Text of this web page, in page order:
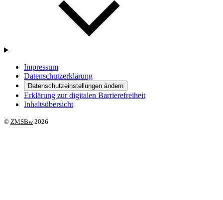
Impressum
Datenschutzerklärung
Datenschutzeinstellungen ändern
Erklärung zur digitalen Barrierefreiheit
Inhaltsübersicht
© ZMSBw2026